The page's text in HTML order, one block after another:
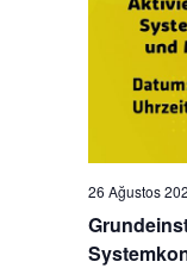
26 Ağustos